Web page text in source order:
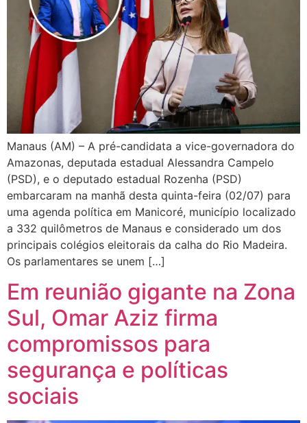
Manaus (AM) – A pré-candidata a vice-governadora do
Amazonas, deputada estadual Alessandra Campelo
(PSD), e o deputado estadual Rozenha (PSD)
embarcaram na manhã desta quinta-feira (02/07) para
uma agenda política em Manicoré, município localizado
a 332 quilômetros de Manaus e considerado um dos
principais colégios eleitorais da calha do Rio Madeira.
Os parlamentares se unem […]
Em reunião gigante na Zona
Sul, Omar Aziz firma
compromissos para
segurança e políticas
sociais